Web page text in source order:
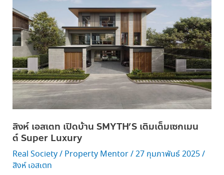
สิงห์ เอสเตท เปิดบ้าน SMYTH’S เติมเต็มเซกเมน
ต์ Super Luxury
Real Society/ Property Mentor/27 กุมภาพันธ์ 2025/
สิงห์ เอสเตท
บ้าน SMYTH’S เติม
เต็ม
เซ
ก
เมน
ต์ Super
Luxury